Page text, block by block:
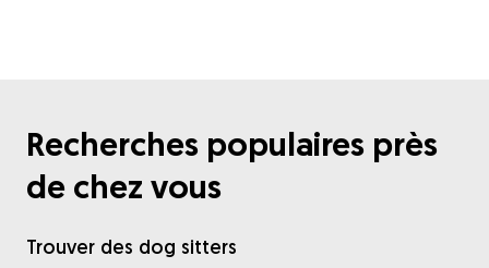
Recherches populaires près
de chez vous
Trouver des dog sitters